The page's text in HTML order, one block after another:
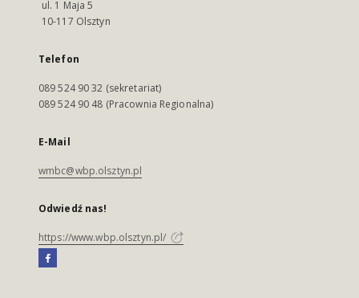
ul. 1 Maja 5
10-117 Olsztyn
Telefon
089 524 90 32 (sekretariat)
089 524 90 48 (Pracownia Regionalna)
E-Mail
wmbc@wbp.olsztyn.pl
Odwiedź nas!
https://www.wbp.olsztyn.pl/